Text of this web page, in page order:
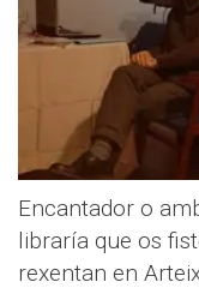
Encantador o
libraría que os
rexentan en